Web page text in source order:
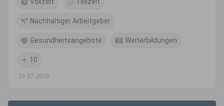
Nachhaltiger Arbeitgeber
Gesundheitsangebote Weiterbildungen
10
26.07.2026